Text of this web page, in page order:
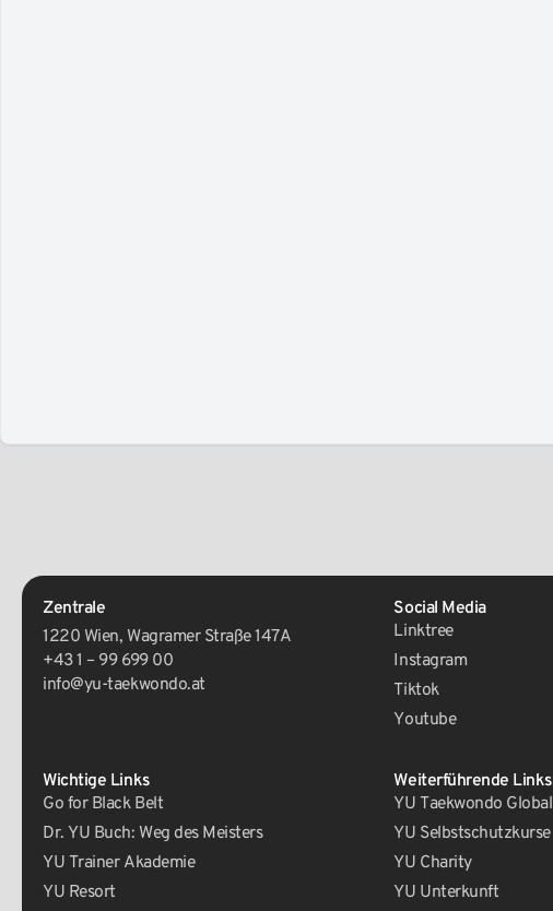
Zentrale
1220 Wien, Wagramer Straße 147A
+43 1 – 99 699 00
info@yu-taekwondo.at
Social Media
Linktree
Instagram
Tiktok
Youtube
Wichtige Links
Go for Black Belt
Dr. YU Buch: Weg des Meisters
YU Trainer Akademie
YU Resort
Weiterführende Links
YU Taekwondo
YU Selbstschutzkurse
YU Charity
YU Unterkunft